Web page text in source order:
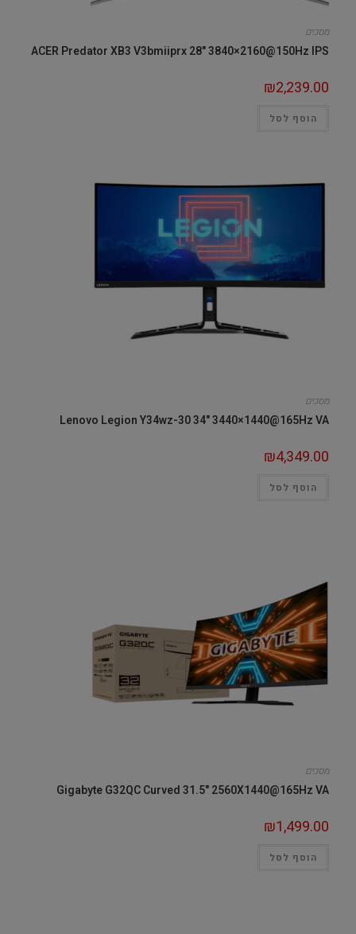
מסכים
ACER Predator XB3 V3bmiiprx 28" 3840×2160@150Hz IPS
₪2,239.00
הוסף לסל
מסכים
Lenovo Legion Y34wz-30 34" 3440×1440@165Hz VA
₪4,349.00
הוסף לסל
מסכים
Gigabyte G32QC Curved 31.5" 2560X1440@165Hz VA
₪1,499.00
הוסף לסל